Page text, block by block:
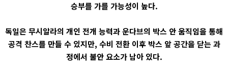
승부를 가를 가능성이 높다.
독일은 무시알라의 개인 전개 능력과 운다브의 박스 안 움직임을 통해
공격 찬스를 만들 수 있지만, 수비 전환 이후 박스 앞 공간을 닫는 과
정에서 불안 요소가 남아 있다.